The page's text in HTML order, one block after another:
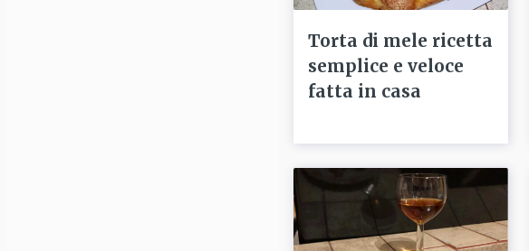
Torta di mele ricetta
semplice e veloce
fatta in casa